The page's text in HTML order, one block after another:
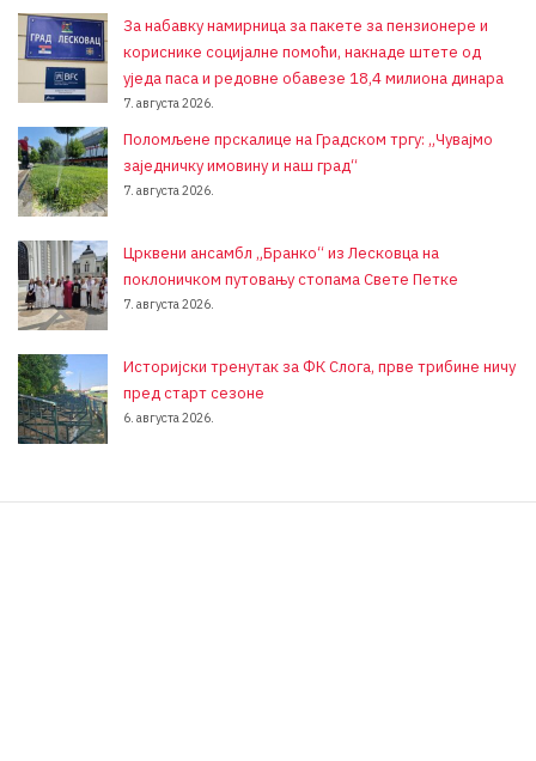
За набавку намирница за пакете за пензионере и
кориснике социјалне помоћи, накнаде штете од
уједа паса и редовне обавезе 18,4 милиона динара
7. августа 2026.
Поломљене прскалице на Градском тргу: „Чувајмо
заједничку имовину и наш град“
7. августа 2026.
Црквени ансамбл „Бранко“ из Лесковца на
поклоничком путовању стопама Свете Петке
7. августа 2026.
Историјски тренутак за ФК Слога, прве трибине ничу
пред старт сезоне
6. августа 2026.